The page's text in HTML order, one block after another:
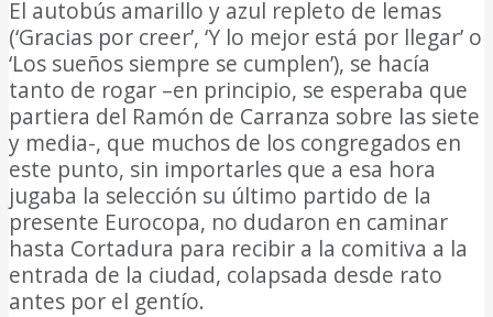
El autobús amarillo y azul repleto de lemas
(‘Gracias por creer’, ‘Y lo mejor está por llegar’ o
‘Los sueños siempre se cumplen’), se hacía
tanto de rogar –en principio, se esperaba que
partiera del Ramón de Carranza sobre las siete
y media-, que muchos de los congregados en
este punto, sin importarles que a esa hora
jugaba la selección su último partido de la
presente Eurocopa, no dudaron en caminar
hasta Cortadura para recibir a la comitiva a la
entrada de la ciudad, colapsada desde rato
antes por el gentío.